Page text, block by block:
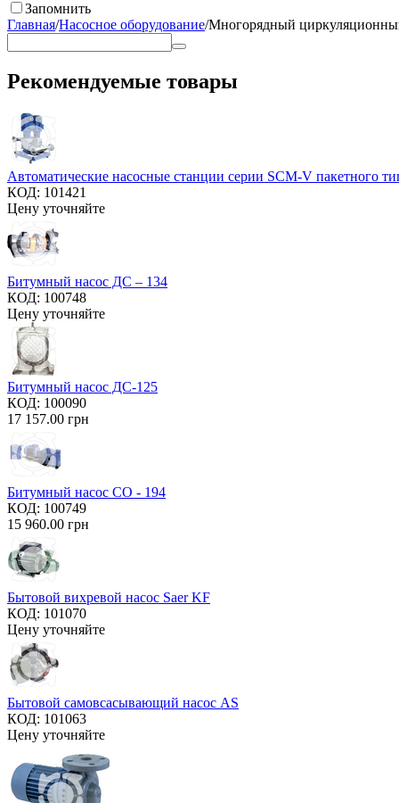
Запомнить
Главная/Насосное оборудование/Многорядный
Рекомендуемые товары
Автоматические насосные станции серии SCM-V пакетного
КОД: 101421
Цену уточняйте
Битумный насос ДС – 134
КОД: 100748
Цену уточняйте
Битумный насос ДС-125
КОД: 100090
17 157.00 грн
Битумный насос СО - 194
КОД: 100749
15 960.00 грн
Бытовой вихревой насос Saer KF
КОД: 101070
Цену уточняйте
Бытовой самовсасывающий насос AS
КОД: 101063
Цену уточняйте